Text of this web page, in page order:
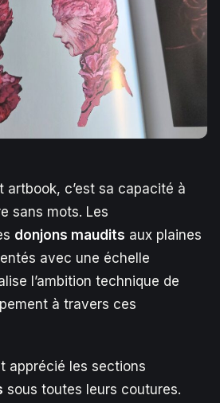
artbook, c’est sa capacité à
sans mots. Les
donjons maudits aux plaines
avec une échelle
l’ambition technique de
à travers ces
apprécié les sections
sous toutes leurs coutures.